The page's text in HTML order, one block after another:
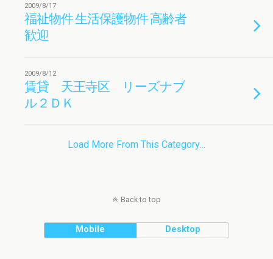
2009/8/17
福祉物件 生活保護物件 高齢者
歓迎
2009/8/12
賃貸 天王寺区 リーズナブ
ル２ＤＫ
Load More From This Category…
Back to top
Mobile Desktop